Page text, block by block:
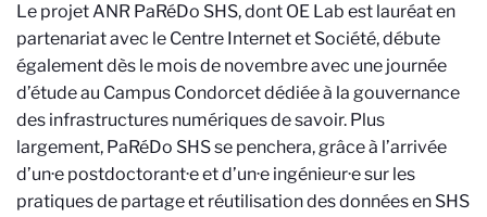
Le projet ANR PaRéDo SHS, dont OE Lab est lauréat en
partenariat avec le Centre Internet et Société, débute
également dès le mois de novembre avec une journée
d’étude au Campus Condorcet dédiée à la gouvernance
des infrastructures numériques de savoir. Plus
largement, PaRéDo SHS se penchera, grâce à l’arrivée
d’un·e postdoctorant·e et d’un·e ingénieur·e sur les
pratiques de partage et réutilisation des données en SHS